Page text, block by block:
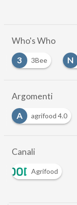
Who's Who
3
3Bee N
Argomenti
A
agrifood 4.0
Canali
Agrifood